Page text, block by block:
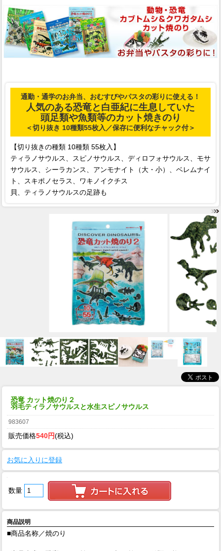
通勤・通学のお弁当、おむすびやパスタの彩りに使える！
人気のある恐竜と白亜紀に生息していた
頭足類や魚類等のカット焼きのり
＜切り抜き 10種類55枚入／保存に便利なチャック付＞
【切り抜きの種類 10種類 55枚入】
ティラノサウルス、スピノサウルス、ディロフォサウルス、モサ
サウルス、シーラカンス、アンモナイト（大・小）、ベレムナイ
ト、スキポノセラス、ワキノイクチス
貝、ティラノサウルスの足跡も
恐竜 カット焼のり２
羽毛ティラノサウルスと水生スピノサウルス
983607
販売価格540円(税込)
お気に入りに登録
数量
商品説明
■商品名称／焼のり